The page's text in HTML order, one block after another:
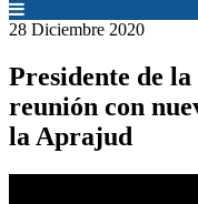
28 Diciembre 2020
Presidente de
reunión con
la Aprajud